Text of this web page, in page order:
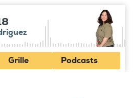
Grille Podcasts